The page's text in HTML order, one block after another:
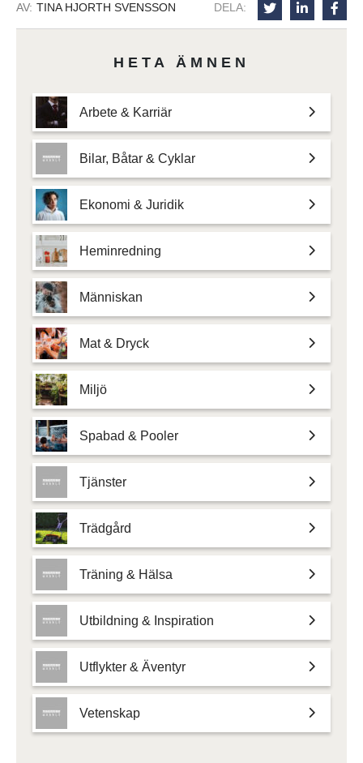
AV: TINA HJORTH SVENSSON DELA:
HETA ÄMNEN
Arbete & Karriär
Bilar, Båtar & Cyklar
Ekonomi & Juridik
Heminredning
Människan
Mat & Dryck
Miljö
Spabad & Pooler
Tjänster
Trädgård
Träning & Hälsa
Utbildning & Inspiration
Utflykter & Äventyr
Vetenskap